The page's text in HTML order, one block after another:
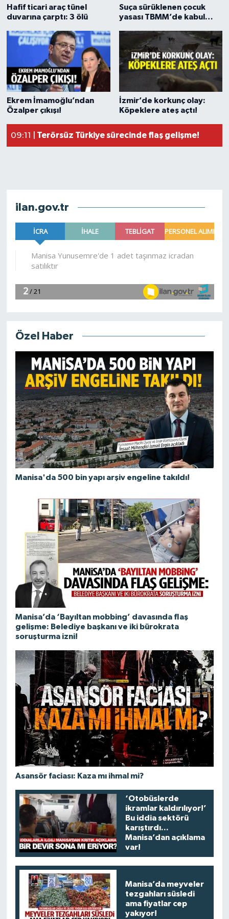
Hafif ticari araç tünel
duvarına çarptı: 3 ölü
Suça sürüklenen çocuk
yasası TBMM’de kabul
Ekrem İmamoğlu’ndan
Özalper çıkışı!
İzmir’de korkunç olay:
Köpeklere ateş açtı!
19:34 |YENİ Parti’den Özalper’in tutuklanmasına
15:20 |YENİ Parti Manisa İl Başkanı İlksen Özalper
11:26 |Manisa’da fabrika yangını: Alevler her yeri
21:16 |
Menderes Belediye Başkanı İlkay Çiçek
ilan.gov.tr
Özel Haber
Manisa'da 500 bin yapı arşiv engeline takıldı!
Manisa’da ‘Bayıltan mobbing’ davasında flaş
gelişme: Belediye başkanı ve iki bürokrata
soruşturma izni!
Asansör faciası: Kaza mı ihmal mi?
‘Otobüslerde
ikramlar kaldırılıyor!’
Bu iddia sektörü
karıştırdı...
Manisa’dan açıklama
var!
Manisa’da meyveler
tezgahları süsledi
ama fiyatlar cep
yakıyor!